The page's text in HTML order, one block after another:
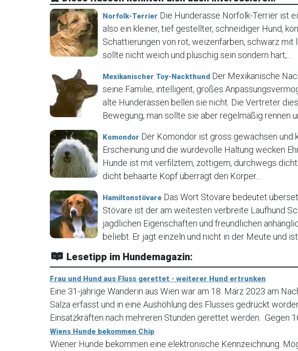
Norfolk-Terrier Die Hunderasse Norfolk-Terrier ist
also ein kleiner, tief gestellter, schneidiger Hund,
Schattierungen von rot, weizenfarben, schwarz mit
sollte nicht weich und plüschig sein sondern hart,...
Mexikanischer Toy-Nackthund Der Mexikanische
seine Familie, intelligent, großes
alte Hunderassen bellen sie nicht. Die Vertreter
Bewegung, man sollte sie aber regelmäßig rennen
Komondor Der Komondor ist gross gewachsen und
Erscheinung und die würdevolle Haltung wecken
Hunde ist mit verfilztem, zottigem, durchwegs
dicht behaarte Kopf überragt den Körper....
Hamiltonstövare Das Wort Stövare bedeutet
Stövare ist der am weitesten verbreite Laufhund
jagdlichen Eigenschaften und freundlichen
beliebt. Er jagt einzeln und nicht in der Meute und ist...
Lesetipp im Hundemagazin:
Frau und Hund aus Fluss gerettet - weiterer Hund ertrunken
Eine 31-jährige Wanderin aus Wien war am 18. März 2023 am
Salza erfasst und in eine Aushöhlung des Flusses gedrückt
Einsatzkräften nach mehreren Stunden gerettet werden. Gegen 16
Wiens Hunde bekommen Chip
Wiener Hunde bekommen eine elektronische Kennzeichnung.